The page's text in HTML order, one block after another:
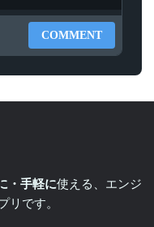
COMMENT
・手軽に使える、エンジ
リです。